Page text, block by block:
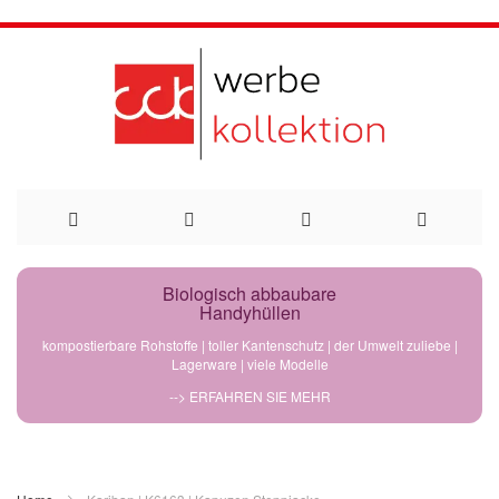
Direkt
Biologisch abbaubare
Handyhüllen
kompostierbare Rohstoffe | toller Kantenschutz | der Umwelt zuliebe |
Lagerware | viele Modelle
--> ERFAHREN SIE MEHR